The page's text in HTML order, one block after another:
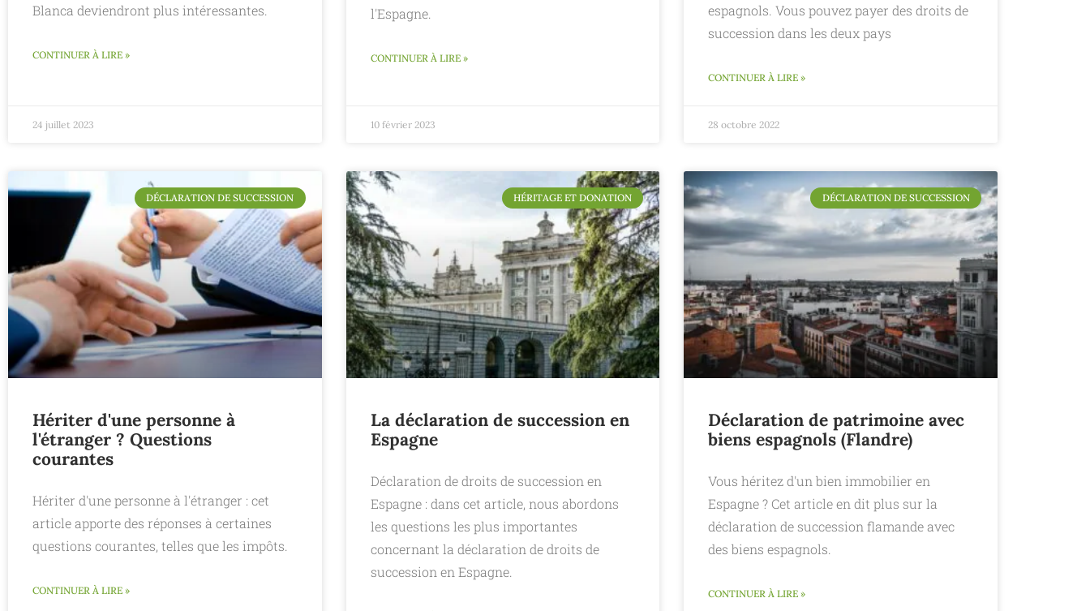
Blanca deviendront plus intéressantes.
CONTINUER À LIRE »
24 juillet 2023
l'Espagne.
CONTINUER À LIRE »
10 février 2023
espagnols. Vous pouvez payer des droits de
succession dans les deux pays
CONTINUER À LIRE »
28 octobre 2022
DÉCLARATION DE SUCCESSION
Hériter d'une personne à
l'étranger ? Questions
courantes
Hériter d'une personne à l'étranger : cet
article apporte des réponses à certaines
questions courantes, telles que les impôts.
CONTINUER À LIRE »
HÉRITAGE ET DONATION
La déclaration de succession en
Espagne
Déclaration de droits de succession en
Espagne : dans cet article, nous abordons
les questions les plus importantes
concernant la déclaration de droits de
succession en Espagne.
DÉCLARATION DE SUCCESSION
Déclaration de patrimoine avec
biens espagnols (Flandre)
Vous héritez d'un bien immobilier en
Espagne ? Cet article en dit plus sur la
déclaration de succession flamande avec
des biens espagnols.
CONTINUER À LIRE »